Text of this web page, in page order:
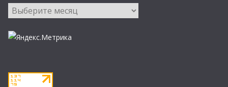
Архивы